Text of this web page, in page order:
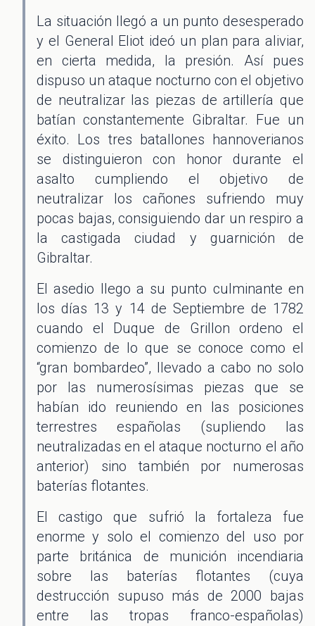
La situación llegó a un punto desesperado
y el General Eliot ideó un plan para aliviar,
en cierta medida, la presión. Así pues
dispuso un ataque nocturno con el objetivo
de neutralizar las piezas de artillería que
batían constantemente Gibraltar. Fue un
éxito. Los tres batallones hannoverianos
se distinguieron con honor durante el
asalto cumpliendo el objetivo de
neutralizar los cañones sufriendo muy
pocas bajas, consiguiendo dar un respiro a
la castigada ciudad y guarnición de
Gibraltar.
El asedio llego a su punto culminante en
los días 13 y 14 de Septiembre de 1782
cuando el Duque de Grillon ordeno el
comienzo de lo que se conoce como el
“gran bombardeo”, llevado a cabo no solo
por las numerosísimas piezas que se
habían ido reuniendo en las posiciones
terrestres españolas (supliendo las
neutralizadas en el ataque nocturno el año
anterior) sino también por numerosas
baterías flotantes.
El castigo que sufrió la fortaleza fue
enorme y solo el comienzo del uso por
parte británica de munición incendiaria
sobre las baterías flotantes (cuya
destrucción supuso más de 2000 bajas
entre las tropas franco-españolas)